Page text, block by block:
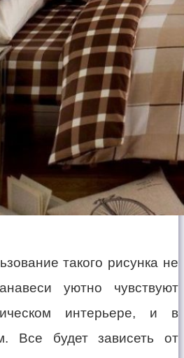
такого рисунка не
уютно чувствуют
интерьере, и в
Все будет зависеть от